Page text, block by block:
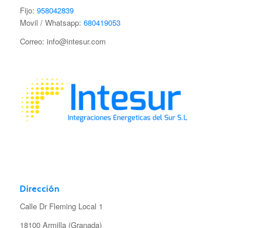
Fijo: 958042839
Movil / Whatsapp: 680419053
Correo: info@intesur.com
Dirección
Calle Dr Fleming Local 1
18100 Armilla (Granada)